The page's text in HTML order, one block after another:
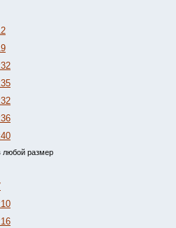
любой размер